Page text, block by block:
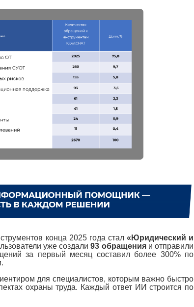
конца 2025 года стал «Юридический и
уже создали93 обращения и отправили
за первый месяц составил более 300% по
для специалистов, которым важно быстро
охраны труда. Каждый ответ ИИ строится по